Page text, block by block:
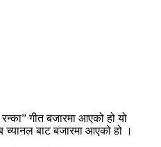
गीत बजारमा आएको हो यो
बाट बजारमा आएको हो ।